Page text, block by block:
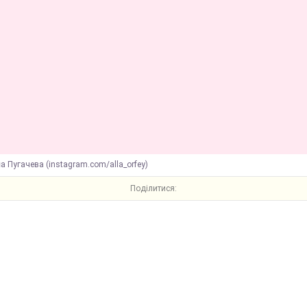
Пугачева (instagram.com/alla_orfey)
Поділитися: